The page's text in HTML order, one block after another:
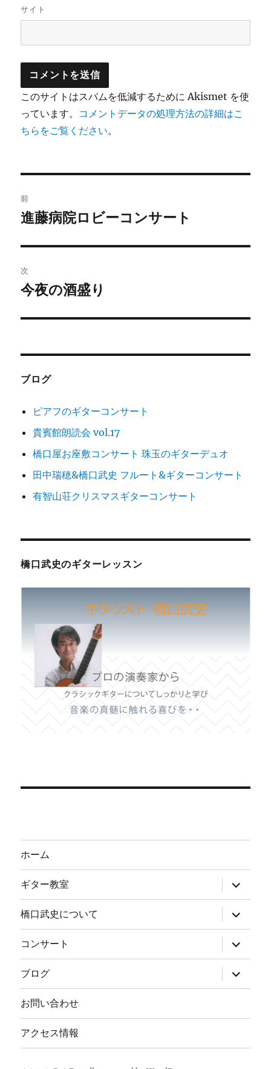
サイト
このサイトはスパムを低減するために Akismet を使
っています。 コメントデータの処理方法の詳細はこ
ちらをご覧ください。
稿
ビ
ゲ
ー
前
前
投
稿:
進藤病院ロビーコンサート
次
次
投
今夜の酒盛り
ブログ
ピアフのギターコンサート
貴賓館朗読会 vol.17
橋口屋お座敷コンサート 珠玉のギターデュオ
田中瑞穂&橋口武史 フルート&ギターコンサート
有智山荘クリスマスギターコンサート
橋口武史のギターレッスン
ホーム
ギター教室
サ
ブ
メ
ニ
ュ
ー
を
展
開
橋口武史について
サ
ブ
メ
ニ
ュ
ー
を
展
開
コンサート
サ
ブ
メ
ニ
ュ
ー
開
ブログ
サ
ブ
メ
ー
開
お問い合わせ
アクセス情報